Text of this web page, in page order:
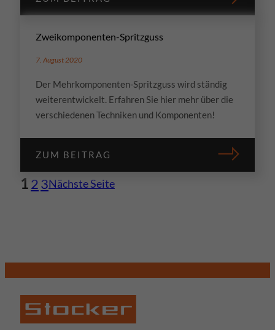
Zweikomponenten-Spritzguss
7. August 2020
Der Mehrkomponenten-Spritzguss wird ständig
weiterentwickelt. Erfahren Sie hier mehr über die
verschiedenen Techniken und Komponenten!
ZUM BEITRAG
123Nächste Seite
Essenziell (1)
Essenzielle Cookies ermöglichen grundlegende Funktionen und sind für die
Cookie-Informationen anzeigen
Datenschutzerklärung